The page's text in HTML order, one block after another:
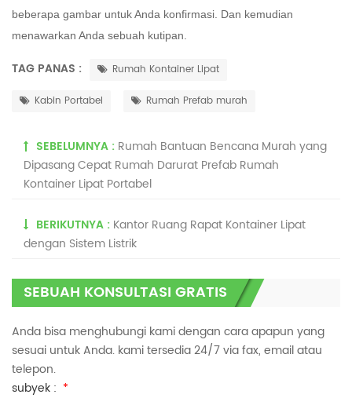
beberapa gambar untuk Anda konfirmasi. Dan kemudian
menawarkan Anda sebuah kutipan.
TAG PANAS : Rumah Kontainer Lipat
Kabin Portabel Rumah Prefab murah
SEBELUMNYA : Rumah Bantuan Bencana Murah yang
Dipasang Cepat Rumah Darurat Prefab Rumah
Kontainer Lipat Portabel
BERIKUTNYA : Kantor Ruang Rapat Kontainer Lipat
dengan Sistem Listrik
SEBUAH KONSULTASI GRATIS
Anda bisa menghubungi kami dengan cara apapun yang
sesuai untuk Anda. kami tersedia 24/7 via fax, email atau
telepon.
subyek : *